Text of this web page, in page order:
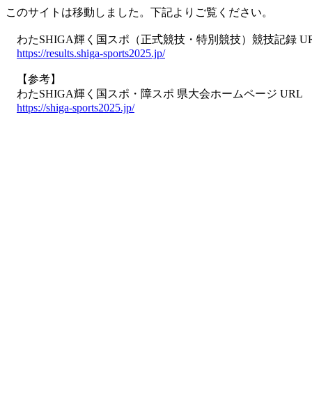
このサイトは移動しました。下記よりご覧ください。
わたSHIGA輝く国スポ（正式競技・特別競技）競技記録
https://results.shiga-sports2025.jp/
【参考】
わたSHIGA輝く国スポ・障スポ 県大会ホームページ URL
https://shiga-sports2025.jp/